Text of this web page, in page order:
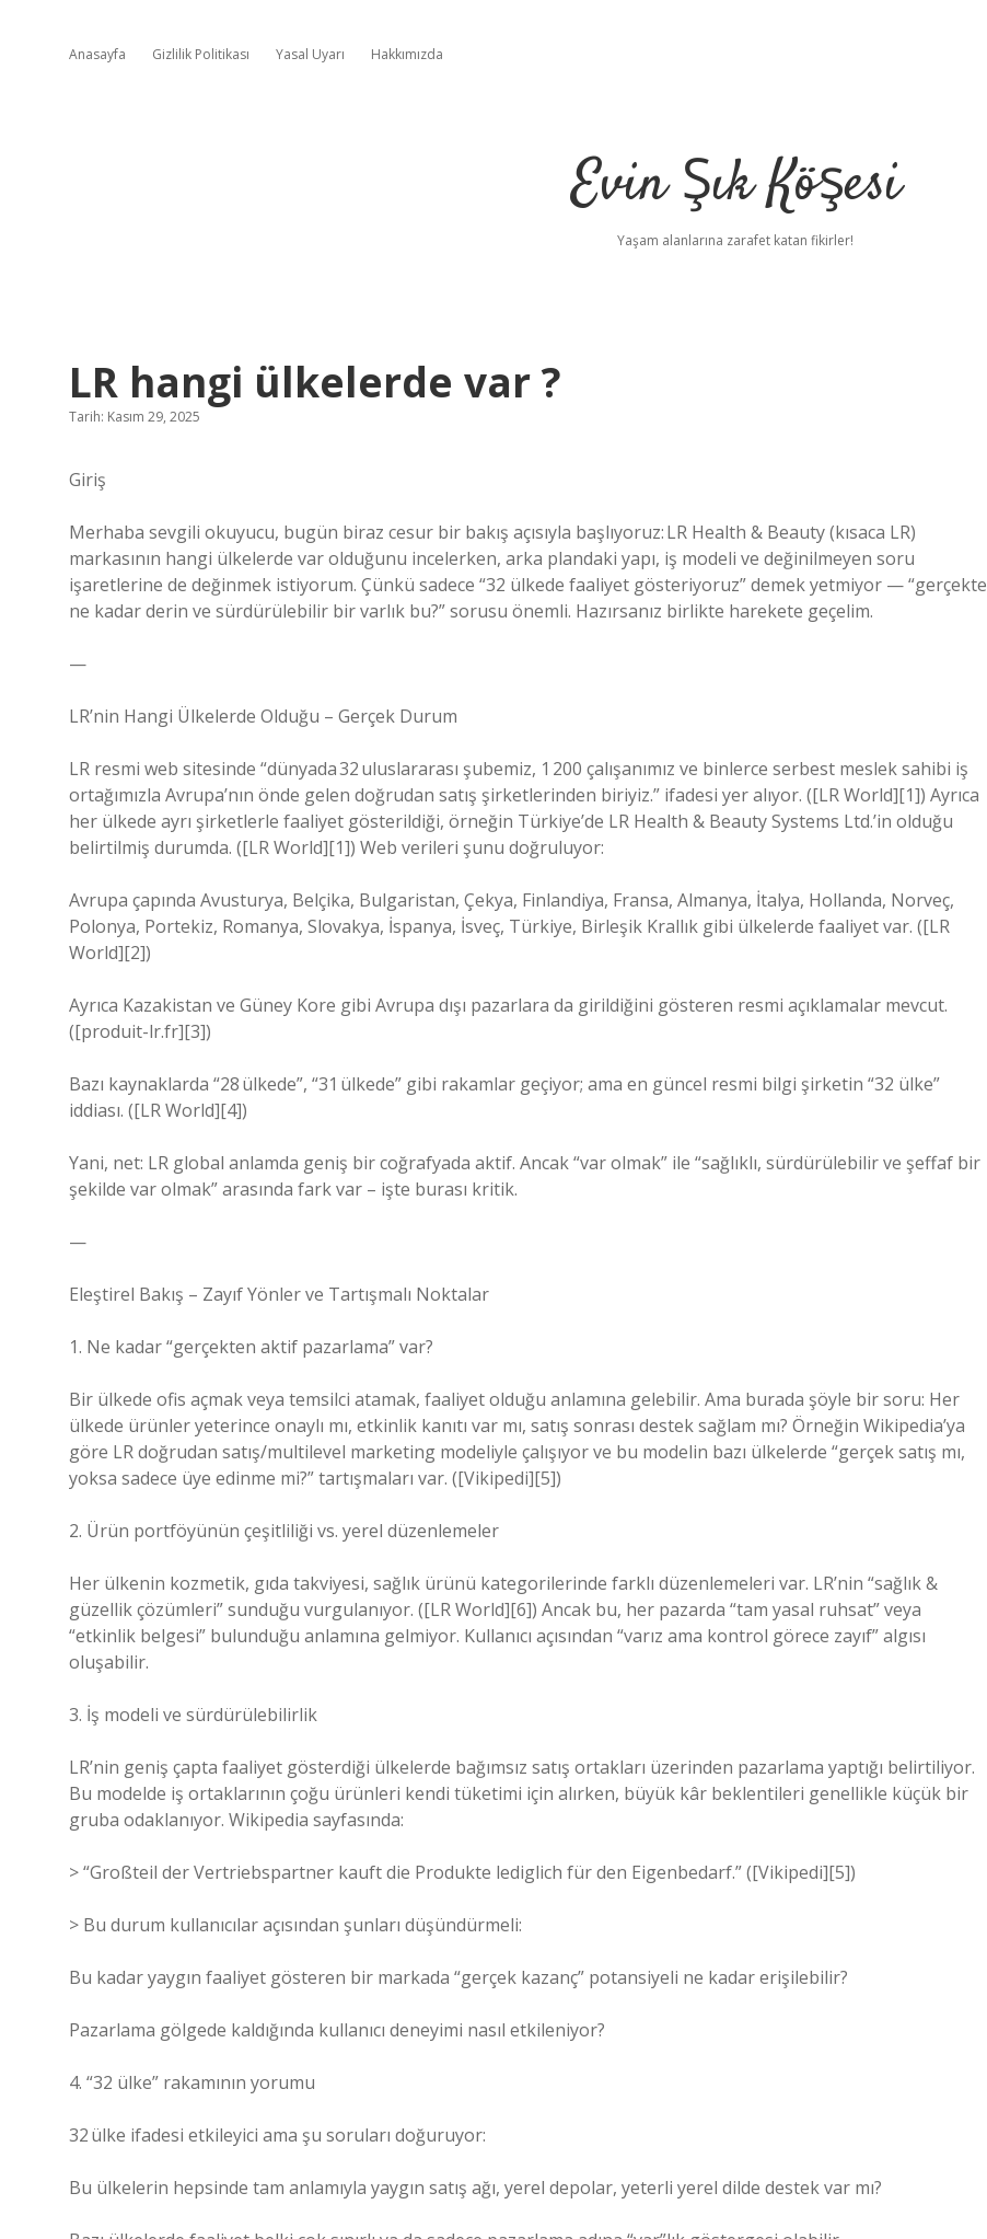
Anasayfa Gizlilik Politikası Yasal Uyarı Hakkımızda
Evin Şık Köşesi
Yaşam alanlarına zarafet katan fikirler!
LR hangi ülkelerde var ?
Tarih: Kasım 29, 2025
Giriş
Merhaba sevgili okuyucu, bugün biraz cesur bir bakış açısıyla başlıyoruz: LR Health & Beauty (kısaca LR)
markasının hangi ülkelerde var olduğunu incelerken, arka plandaki yapı, iş modeli ve değinilmeyen soru
işaretlerine de değinmek istiyorum. Çünkü sadece “32 ülkede faaliyet gösteriyoruz” demek yetmiyor — “gerçekte
ne kadar derin ve sürdürülebilir bir varlık bu?” sorusu önemli. Hazırsanız birlikte harekete geçelim.
—
LR’nin Hangi Ülkelerde Olduğu – Gerçek Durum
LR resmi web sitesinde “dünyada 32 uluslararası şubemiz, 1 200 çalışanımız ve binlerce serbest meslek sahibi iş
ortağımızla Avrupa’nın önde gelen doğrudan satış şirketlerinden biriyiz.” ifadesi yer alıyor. ([LR World][1]) Ayrıca
her ülkede ayrı şirketlerle faaliyet gösterildiği, örneğin Türkiye’de LR Health & Beauty Systems Ltd.’in olduğu
belirtilmiş durumda. ([LR World][1]) Web verileri şunu doğruluyor:
Avrupa çapında Avusturya, Belçika, Bulgaristan, Çekya, Finlandiya, Fransa, Almanya, İtalya, Hollanda, Norveç,
Polonya, Portekiz, Romanya, Slovakya, İspanya, İsveç, Türkiye, Birleşik Krallık gibi ülkelerde faaliyet var. ([LR
World][2])
Ayrıca Kazakistan ve Güney Kore gibi Avrupa dışı pazarlara da girildiğini gösteren resmi açıklamalar mevcut.
([produit-lr.fr][3])
Bazı kaynaklarda “28 ülkede”, “31 ülkede” gibi rakamlar geçiyor; ama en güncel resmi bilgi şirketin “32 ülke”
iddiası. ([LR World][4])
Yani, net: LR global anlamda geniş bir coğrafyada aktif. Ancak “var olmak” ile “sağlıklı, sürdürülebilir ve şeffaf bir
şekilde var olmak” arasında fark var – işte burası kritik.
—
Eleştirel Bakış – Zayıf Yönler ve Tartışmalı Noktalar
1. Ne kadar “gerçekten aktif pazarlama” var?
Bir ülkede ofis açmak veya temsilci atamak, faaliyet olduğu anlamına gelebilir. Ama burada şöyle bir soru: Her
ülkede ürünler yeterince onaylı mı, etkinlik kanıtı var mı, satış sonrası destek sağlam mı? Örneğin Wikipedia’ya
göre LR doğrudan satış/multilevel marketing modeliyle çalışıyor ve bu modelin bazı ülkelerde “gerçek satış mı,
yoksa sadece üye edinme mi?” tartışmaları var. ([Vikipedi][5])
2. Ürün portföyünün çeşitliliği vs. yerel düzenlemeler
Her ülkenin kozmetik, gıda takviyesi, sağlık ürünü kategorilerinde farklı düzenlemeleri var. LR’nin “sağlık &
güzellik çözümleri” sunduğu vurgulanıyor. ([LR World][6]) Ancak bu, her pazarda “tam yasal ruhsat” veya
“etkinlik belgesi” bulunduğu anlamına gelmiyor. Kullanıcı açısından “varız ama kontrol görece zayıf” algısı
oluşabilir.
3. İş modeli ve sürdürülebilirlik
LR’nin geniş çapta faaliyet gösterdiği ülkelerde bağımsız satış ortakları üzerinden pazarlama yaptığı belirtiliyor.
Bu modelde iş ortaklarının çoğu ürünleri kendi tüketimi için alırken, büyük kâr beklentileri genellikle küçük bir
gruba odaklanıyor. Wikipedia sayfasında:
> “Großteil der Vertriebspartner kauft die Produkte lediglich für den Eigenbedarf.” ([Vikipedi][5])
> Bu durum kullanıcılar açısından şunları düşündürmeli:
Bu kadar yaygın faaliyet gösteren bir markada “gerçek kazanç” potansiyeli ne kadar erişilebilir?
Pazarlama gölgede kaldığında kullanıcı deneyimi nasıl etkileniyor?
4. “32 ülke” rakamının yorumu
32 ülke ifadesi etkileyici ama şu soruları doğuruyor:
Bu ülkelerin hepsinde tam anlamıyla yaygın satış ağı, yerel depolar, yeterli yerel dilde destek var mı?